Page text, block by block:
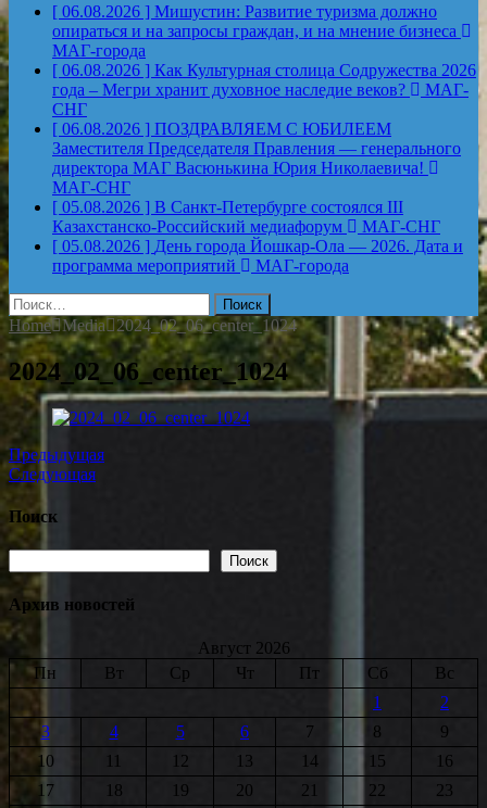
[ 06.08.2026 ] Мишустин: Развитие туризма должно
опираться и на запросы граждан, и на мнение бизнеса
МАГ-города
[ 06.08.2026 ] Как Культурная столица Содружества 2026
года – Мегри хранит духовное наследие веков?
МАГ-
СНГ
[ 06.08.2026 ] ПОЗДРАВЛЯЕМ С ЮБИЛЕЕМ
Заместителя Председателя Правления — генерального
директора МАГ Васюнькина Юрия Николаевича!
МАГ-СНГ
[ 05.08.2026 ] В Санкт-Петербурге состоялся III
Казахстанско-Российский медиафорум
МАГ-СНГ
[ 05.08.2026 ] День города Йошкар-Ола — 2026. Дата и
программа мероприятий
МАГ-города
Найти:
Home Media 2024_02_06_center_1024
2024_02_06_center_1024
Предыдущая
Следующая
Поиск
Поиск
Архив новостей
Август 2026
Пн
Вт Ср Чт Пт Сб
Вс
1
2
3
4 5 6 7 8
9
10
11 12 13 14 15
16
17
18 19 20 21 22
23